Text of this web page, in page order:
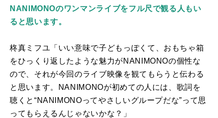
NANIMONOのワンマンライブをフル尺で観る人もい
ると思います。
柊真ミフユ「いい意味で子どもっぽくて、おもちゃ箱
をひっくり返したような魅力がNANIMONOの個性な
ので、それが今回のライブ映像を観てもらうと伝わる
と思います。NANIMONOが初めての人には、歌詞を
聴くと“NANIMONOってやさしいグループだな”って思
ってもらえるんじゃないかな？」